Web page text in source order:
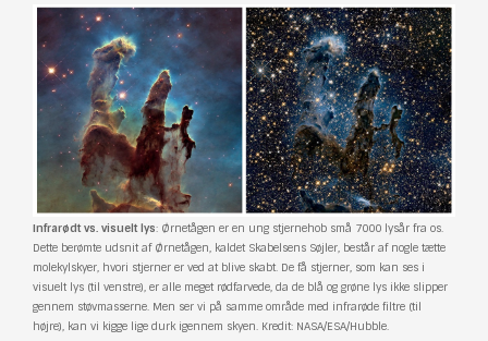
Infrarødt vs. visuelt lys: Ørnetågen er en ung stjernehob små 7000 lysår fra os.
Dette berømte udsnit af Ørnetågen, kaldet Skabelsens Søjler, består af nogle tætte
molekylskyer, hvori stjerner er ved at blive skabt. De få stjerner, som kan ses i
visuelt lys (til venstre), er alle meget rødfarvede, da de blå og grøne lys ikke slipper
gennem støvmasserne. Men ser vi på samme område med infrarøde filtre (til
højre), kan vi kigge lige durk igennem skyen. Kredit: NASA/ESA/Hubble.